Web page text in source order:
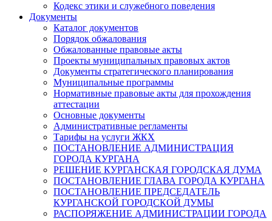
Кодекс этики и служебного поведения
Документы
Каталог документов
Порядок обжалования
Обжалованные правовые акты
Проекты муниципальных правовых актов
Документы стратегического планирования
Муниципальные программы
Нормативные правовые акты для прохождения
аттестации
Основные документы
Административные регламенты
Тарифы на услуги ЖКХ
ПОСТАНОВЛЕНИЕ АДМИНИСТРАЦИЯ
ГОРОДА КУРГАНА
РЕШЕНИЕ КУРГАНСКАЯ ГОРОДСКАЯ ДУМА
ПОСТАНОВЛЕНИЕ ГЛАВА ГОРОДА КУРГАНА
ПОСТАНОВЛЕНИЕ ПРЕДСЕДАТЕЛЬ
КУРГАНСКОЙ ГОРОДСКОЙ ДУМЫ
РАСПОРЯЖЕНИЕ АДМИНИСТРАЦИИ ГОРОДА